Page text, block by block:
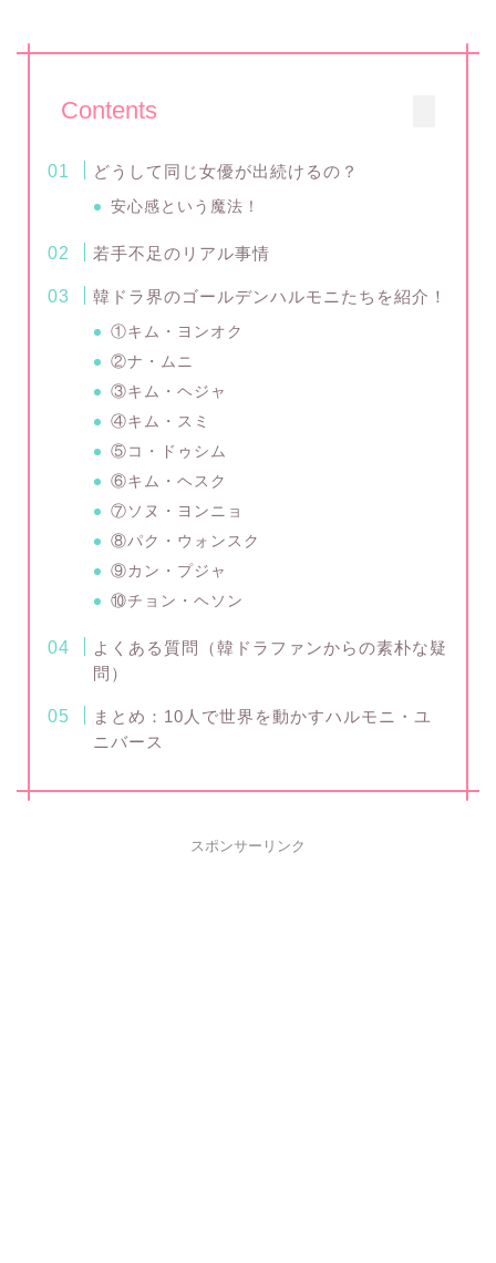
Contents
どうして同じ女優が出続けるの？
安心感という魔法！
若手不足のリアル事情
韓ドラ界のゴールデンハルモニたちを紹介！
①キム・ヨンオク
②ナ・ムニ
③キム・ヘジャ
④キム・スミ
⑤コ・ドゥシム
⑥キム・ヘスク
⑦ソヌ・ヨンニョ
⑧パク・ウォンスク
⑨カン・プジャ
⑩チョン・ヘソン
よくある質問（韓ドラファンからの素朴な疑
問）
まとめ：10人で世界を動かすハルモニ・ユ
ニバース
スポンサーリンク